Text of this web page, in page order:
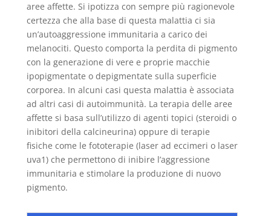
aree affette. Si ipotizza con sempre più ragionevole
certezza che alla base di questa malattia ci sia
un’autoaggressione immunitaria a carico dei
melanociti. Questo comporta la perdita di pigmento
con la generazione di vere e proprie macchie
ipopigmentate o depigmentate sulla superficie
corporea. In alcuni casi questa malattia è associata
ad altri casi di autoimmunità. La terapia delle aree
affette si basa sull’utilizzo di agenti topici (steroidi o
inibitori della calcineurina) oppure di terapie
fisiche come le fototerapie (laser ad eccimeri o laser
uva1) che permettono di inibire l’aggressione
immunitaria e stimolare la produzione di nuovo
pigmento.